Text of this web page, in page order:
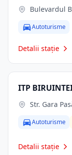
Bulevardul
Autoturisme
Detalii stație
ITP
Str. Gara
Autoturisme
Detalii stație